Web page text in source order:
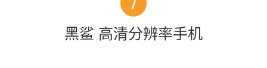
黑鲨 高清分辨率手机